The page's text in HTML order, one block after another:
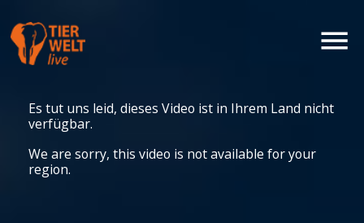
Es tut uns leid, dieses Video ist in Ihrem Land nicht
verfügbar.
We are sorry, this video is not available for your
region.